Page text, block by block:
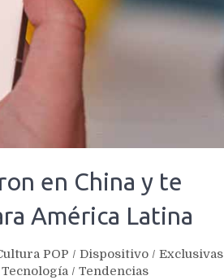
en China y te
América Latina
POP / Dispositivo / Exclusivas
Tecnología / Tendencias